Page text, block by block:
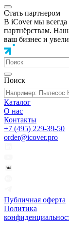
Стать партнером
В iCover мы
партнёрствам.
ваш бизнес и
Поиск
Каталог
О нас
Контакты
+7 (495) 229-39-50
order@icover.pro
Публичная оферта
Политика